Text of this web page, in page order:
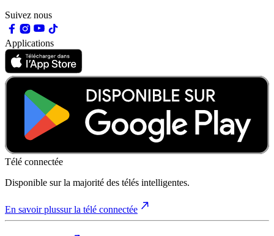
Suivez nous
Applications
Télé connectée
Disponible sur la majorité des télés intelligentes.
En savoir plussur la télé connectée